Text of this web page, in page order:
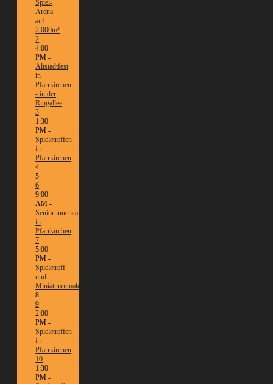
Spiel-
Arena
auf
2.000m²
2
4:00
PM -
Altstadtfest
in
Pfarrkirchen
- in der
Ringallee
3
1:30
PM -
Spieletreffen
in
Pfarrkirchen
4
5
6
9:00
AM -
Senior:innencafé
in
Pfarrkirchen
7
5:00
PM -
Spieletreff
und
Miniaturenmalen/Tabletop
8
9
2:00
PM -
Spieletreffen
in
Pfarrkirchen
10
1:30
PM -